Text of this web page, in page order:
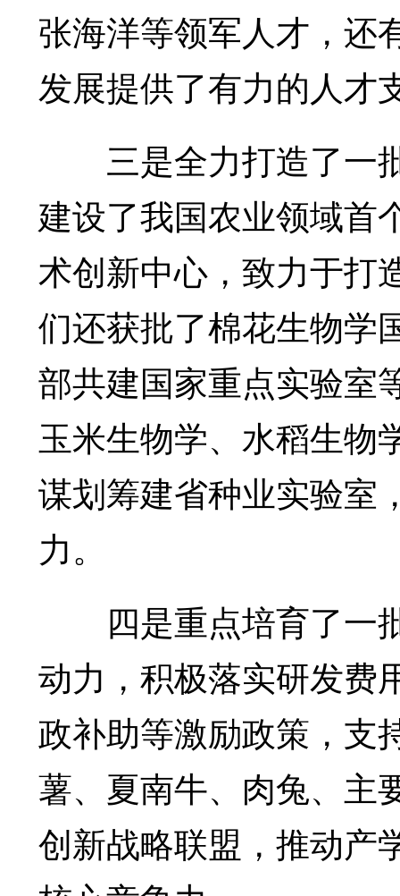
张海洋等领军人才，还
发展提供了有力的人才
三是全力打造了一
建设了我国农业领域
术创新中心，致力于打
们还获批了棉花生物学
部共建国家重点实验室
玉米生物学、水稻生物
谋划筹建省种业实验室
力。
四是重点培育了一
动力，积极落实研发费
政补助等激励政策，支
薯、夏南牛、肉兔、主
创新战略联盟，推动产